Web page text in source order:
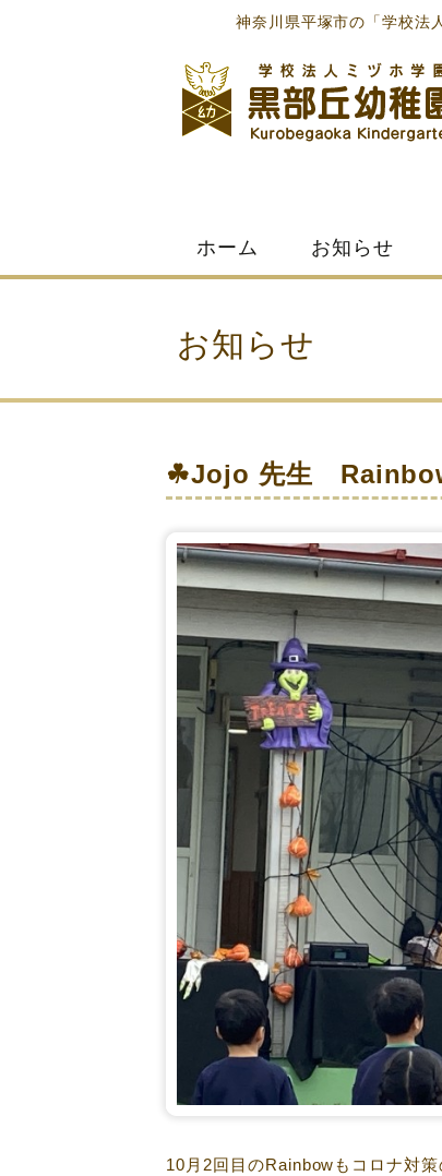
神奈川県平塚市の「学校法
content
ホーム お知らせ
お知らせ
☘Jojo 先生
10月2回目のRainbowもコロナ対